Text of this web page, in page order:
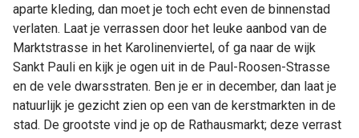
aparte kleding, dan moet je toch echt even de binnenstad
verlaten. Laat je verrassen door het leuke aanbod van de
Marktstrasse in het Karolinenviertel, of ga naar de wijk
Sankt Pauli en kijk je ogen uit in de Paul-Roosen-Strasse
en de vele dwarsstraten. Ben je er in december, dan laat je
natuurlijk je gezicht zien op een van de kerstmarkten in de
stad. De grootste vind je op de Rathausmarkt; deze verrast